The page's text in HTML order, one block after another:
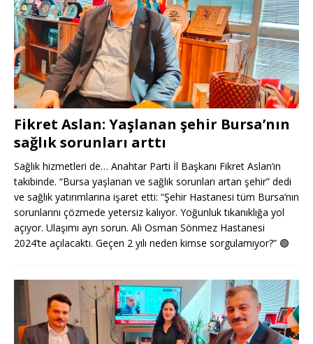
Fikret Aslan: Yaşlanan şehir Bursa’nın
sağlık sorunları arttı
Sağlık hizmetleri de… Anahtar Parti İl Başkanı Fikret Aslan’ın
takibinde. “Bursa yaşlanan ve sağlık sorunları artan şehir” dedi
ve sağlık yatırımlarına işaret etti: “Şehir Hastanesi tüm Bursa’nın
sorunlarını çözmede yetersiz kalıyor. Yoğunluk tıkanıklığa yol
açıyor. Ulaşımı ayrı sorun. Ali Osman Sönmez Hastanesi
2024’te açılacaktı. Geçen 2 yılı neden kimse sorgulamıyor?” 🟢